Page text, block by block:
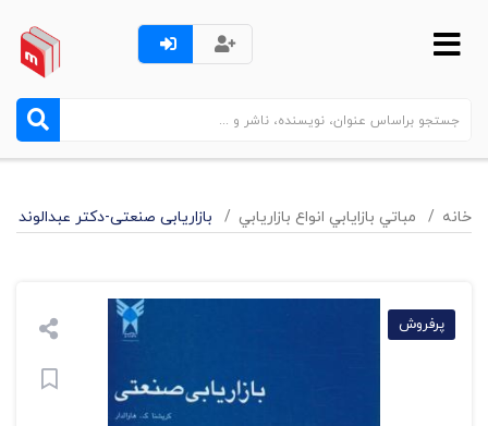
خانه مباتي بازايابي انواع بازاريابي بازاریابی صنعتی-دکتر عبدالوند
پرفروش